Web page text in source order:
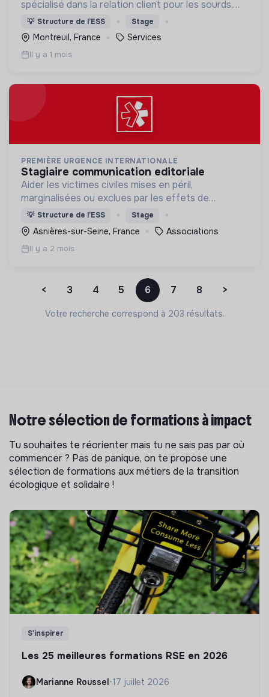
spécialisé dans la relation client pour les sourds,
est de développer l'employabilité des personnes
sourdes tout en œuvrant pour l'accessibilité.
💡 Structure de l’ESS Stage
Montreuil, France Services
Il y a 1 mois
PREMIÈRE URGENCE INTERNATIONALE
stagiaire communication editoriale
Aider les victimes civiles mises en péril,
marginalisées ou exclues par les effets de
catastrophes naturelles, de guerres et de
situations d’effondrement économique.
💡 Structure de l’ESS Stage
Asnières-sur-Seine, France Associations
Il y a 2 mois
< 3 4 5 6 7 8 >
Votre recherche correspond à 203 résultats.
Notre sélection de formations à impact
Tu souhaites te réorienter mais tu ne sais pas par où
commencer ? Pas de panique, on te propose une
sélection de formations aux métiers de la transition
écologique et solidaire !
S'inspirer
Les 25 meilleures formations RSE en 2026
Marianne Roussel•17 juillet 2026